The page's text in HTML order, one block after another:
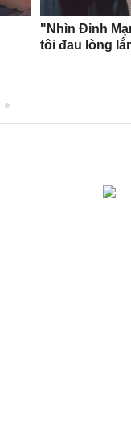
"Nhìn Đinh
tôi đau lòng